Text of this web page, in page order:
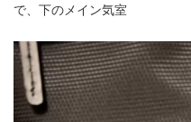
で、下のメイン気室